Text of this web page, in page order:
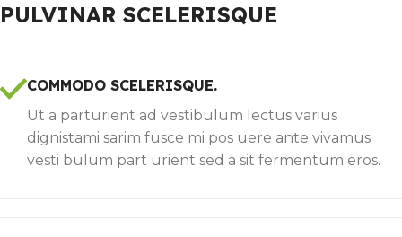
PULVINAR SCELERISQUE
COMMODO SCELERISQUE.
Ut a parturient ad vestibulum lectus varius
dignistami sarim fusce mi pos uere ante vivamus
vesti bulum part urient sed a sit fermentum eros.